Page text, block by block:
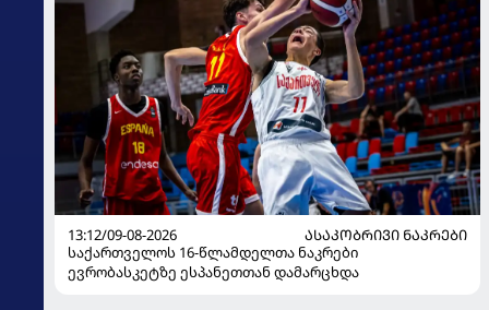
13:12/09-08-2026
ᲐᲡᲐᲙᲝᲑᲠᲘᲕᲘ ᲜᲐᲙᲠᲔᲑᲘ
საქართველოს 16-წლამდელთა ნაკრები
ევრობასკეტზე ესპანეთთან დამარცხდა